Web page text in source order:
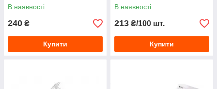
В наявності
240 ₴
Купити
В наявності
213 ₴/100 шт.
Купити